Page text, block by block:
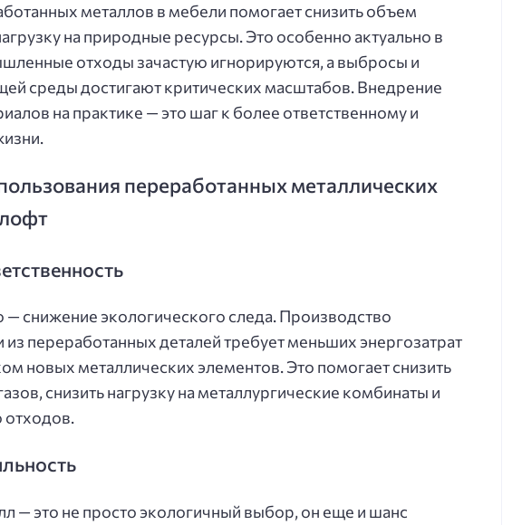
металлов в мебели помогает снизить объем
на природные ресурсы. Это особенно актуально в
отходы зачастую игнорируются, а выбросы и
среды достигают критических масштабов. Внедрение
на практике — это шаг к более ответственному и
переработанных металлических
снижение экологического следа. Производство
переработанных деталей требует меньших энергозатрат
новых металлических элементов. Это помогает снизить
снизить нагрузку на металлургические комбинаты и
отходов.
— это не просто экологичный выбор, он еще и шанс